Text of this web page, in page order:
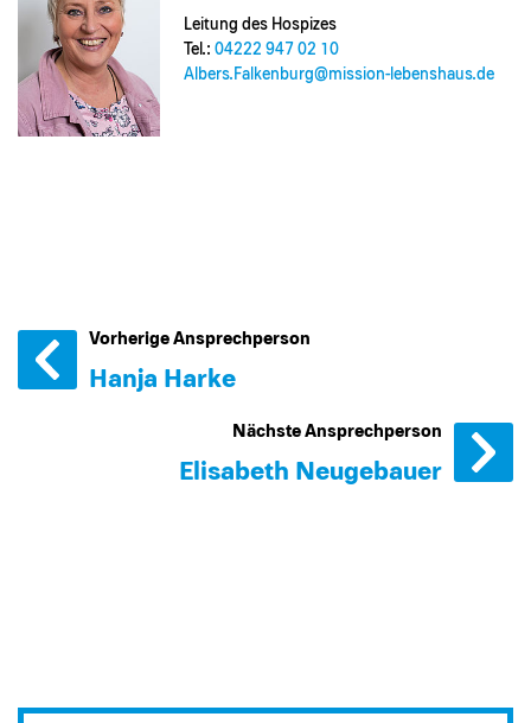
Leitung des Hospizes
Tel.: 04222 947 02 10
Albers.Falkenburg@​mission-lebenshaus.de
Vorherige Ansprechperson
Hanja Harke
Nächste Ansprechperson
Elisabeth Neugebauer